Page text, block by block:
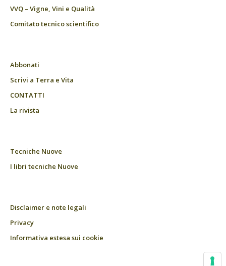
VVQ – Vigne, Vini e Qualità
Comitato tecnico scientifico
Abbonati
Scrivi a Terra e Vita
CONTATTI
La rivista
Tecniche Nuove
I libri tecniche Nuove
Disclaimer e note legali
Privacy
Informativa estesa sui cookie